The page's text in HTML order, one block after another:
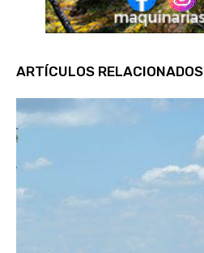
ARTÍCULOS RELACIONADOS